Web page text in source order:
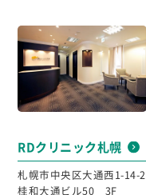
RDクリニック札幌
札幌市中央区大通西1-14-2
桂和大通ビル50 3F